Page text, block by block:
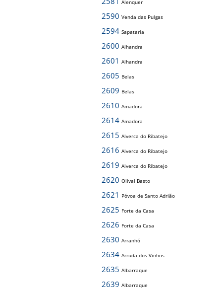
Alenquer
2590 Venda das Pulgas
2594 Sapataria
2600 Alhandra
2601 Alhandra
2605 Belas
2609 Belas
2610 Amadora
2614 Amadora
2615 Alverca do Ribatejo
2616 Alverca do Ribatejo
2619 Alverca do Ribatejo
2620 Olival Basto
2621 Póvoa de Santo Adrião
2625 Forte da Casa
2626 Forte da Casa
2630 Arranhó
2634 Arruda dos Vinhos
2635 Albarraque
2639 Albarraque